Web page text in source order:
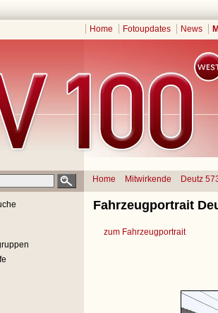
Home Fotoupdates News
Home Mitwirkende Deutz
Fahrzeugportrait
zum Fahrzeugportrait